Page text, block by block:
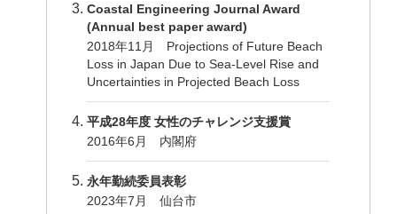
Coastal Engineering Journal Award
(Annual best paper award)
2018年11月 Projections of Future Beach
Loss in Japan Due to Sea-Level Rise and
Uncertainties in Projected Beach Loss
平成28年度 女性のチャレンジ支援賞
2016年6月 内閣府
永年勤続委員表彰
2023年7月 仙台市